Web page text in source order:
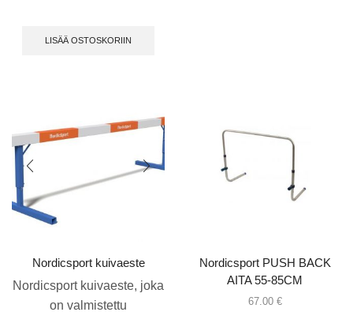
LISÄÄ OSTOSKORIIN
Nordicsport kuivaeste
Nordicsport kuivaeste, joka
on valmistettu
Nordicsport PUSH BACK
AITA 55-85CM
67.00 €